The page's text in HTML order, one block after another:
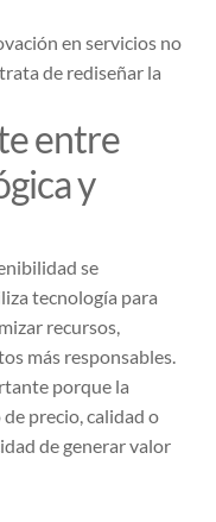
en servicios no
de rediseñar la
entre
y
se
tecnología para
recursos,
más responsables.
porque la
precio, calidad o
de generar valor